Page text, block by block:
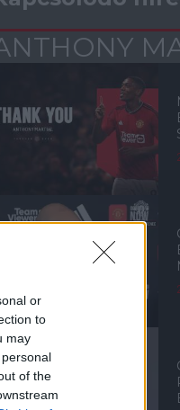
or
to
may
of the